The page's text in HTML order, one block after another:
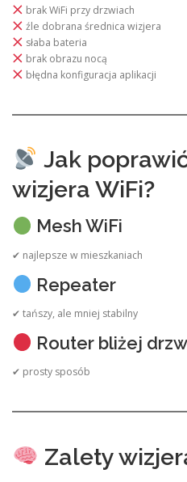
brak WiFi przy drzwiach
źle dobrana średnica wizjera
słaba bateria
brak obrazu nocą
błędna konfiguracja aplikacji
Jak
wizjera WiFi?
Mesh WiFi
✔ najlepsze w mieszkaniach
Repeater
✔ tańszy, ale mniej stabilny
Router bliżej
✔ prosty sposób
Zalety